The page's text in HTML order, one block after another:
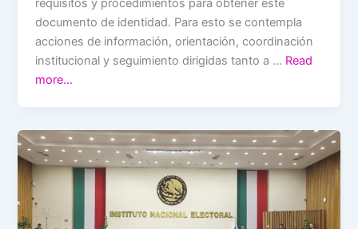
requisitos y procedimientos para obtener este
documento de identidad. Para esto se contempla
acciones de información, orientación, coordinación
institucional y seguimiento dirigidas tanto a … Read
more…